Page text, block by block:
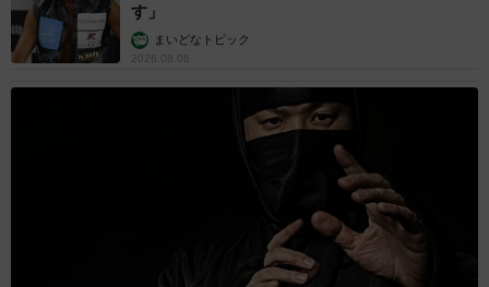
す」
まいどなトピック
2026.08.06